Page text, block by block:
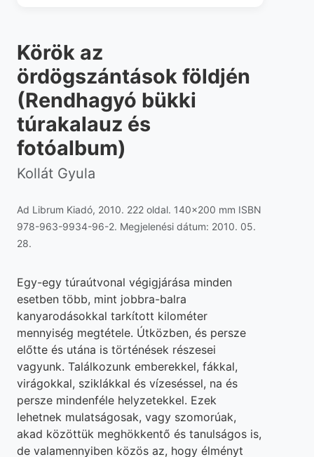
Körök az
ördögszántások földjén
(Rendhagyó bükki
túrakalauz és
fotóalbum)
Kollát Gyula
Ad Librum Kiadó, 2010. 222 oldal. 140x200 mm ISBN
978-963-9934-96-2. Megjelenési dátum: 2010. 05.
28.
Egy-egy túraútvonal végigjárása minden
esetben több, mint jobbra-balra
kanyarodásokkal tarkított kilométer
mennyiség megtétele. Útközben, és persze
előtte és utána is történések részesei
vagyunk. Találkozunk emberekkel, fákkal,
virágokkal, sziklákkal és vízeséssel, na és
persze mindenféle helyzetekkel. Ezek
lehetnek mulatságosak, vagy szomorúak,
akad közöttük meghökkentő és tanulságos is,
de valamennyiben közös az, hogy élményt